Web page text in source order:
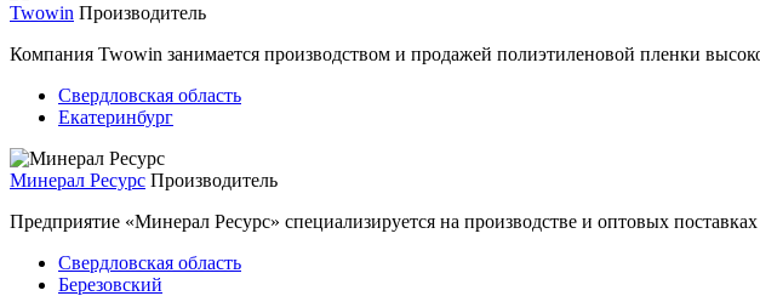
Twowin Производитель
Компания Twowin занимается производством и продажей полиэтиленовой пленки
Свердловская область
Екатеринбург
Минерал Ресурс Производитель
Предприятие «Минерал Ресурс» специализируется на производстве и оптовых
Свердловская область
Березовский